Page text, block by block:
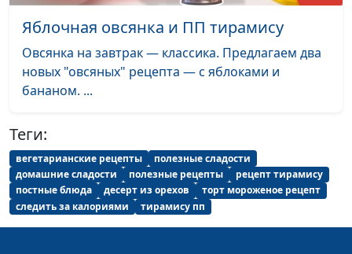
Бочкарева
коктейль
Елена
Нефедкина
Картофельные ватрушки
салат
Макароны с чечевицей и салат
с творогом
Ангелина
Дубровина
Суп «Масур Дал » и хрустящие
голубцы
Дубровина
Яблочная овсянка и ПП тирамису
Овсянка на завтрак — классика. Предлагаем два
новых "овсяных" рецепта — с яблоками и
бананом. ...
Теги:
вегетарианские рецепты
полезные сладости
домашние сладости
полезные рецепты
рецепт тирамису
постные блюда
десерт из орехов
торт мороженое рецепт
следить за калориями
тирамису пп